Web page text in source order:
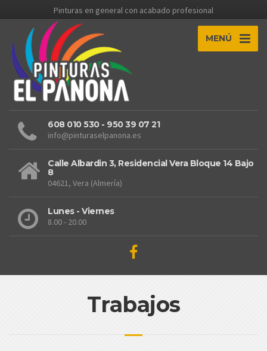
Pinturas en general con acabado profesional
MENÚ
608 010 530 - 950 39 07 21
info@pinturaselpanona.es
Calle Albardin 3, Residencial Vera Bloque 14 Bajo
8
04621, Vera (Almería)
Lunes - Viernes
8.00 - 20.00
Trabajos